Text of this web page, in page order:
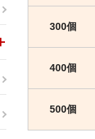
300個
400個
500個